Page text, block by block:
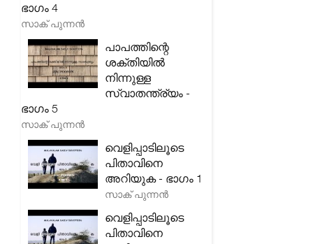
ഭാഗം 4
സാക് പുന്നൻ
പാപത്തിന്റെ
ശക്തിയിൽ
നിന്നുള്ള
സ്വാതന്ത്ര്യം -
ഭാഗം 5
സാക് പുന്നൻ
വെളിപ്പാടിലൂടെ
പിതാവിനെ
അറിയുക - ഭാഗം 1
സാക് പുന്നൻ
വെളിപ്പാടിലൂടെ
പിതാവിനെ